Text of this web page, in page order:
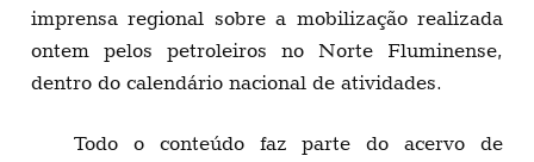
imprensa regional sobre a mobilização realizada
ontem pelos petroleiros no Norte Fluminense,
dentro do calendário nacional de atividades.
Todo o conteúdo faz parte do acervo de